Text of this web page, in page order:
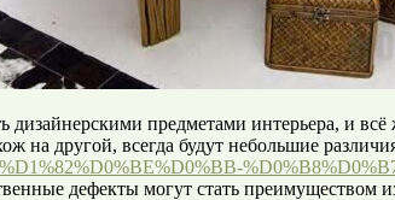
дизайнерскими предметами интерьера, и
на другой, всегда будут небольшие
дефекты могут стать преимуществом